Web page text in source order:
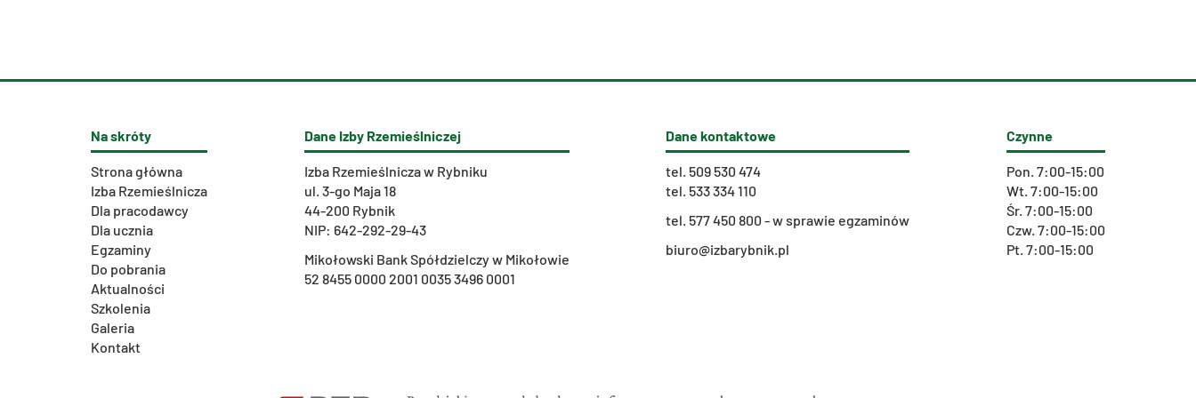
Na skróty
Strona główna
Izba Rzemieślnicza
Dla pracodawcy
Dla ucznia
Egzaminy
Do pobrania
Aktualności
Szkolenia
Galeria
Kontakt
Dane Izby Rzemieślniczej
Izba Rzemieślnicza w Rybniku
ul. 3-go Maja 18
44-200 Rybnik
NIP: 642-292-29-43
Mikołowski Bank Spółdzielczy w Mikołowie
52 8455 0000 2001 0035 3496 0001
Dane kontaktowe
tel. 509 530 474
tel. 533 334 110
tel. 577 450 800 - w sprawie egzaminów
biuro@izbarybnik.pl
Czynne
Pon. 7:00-15:00
Wt. 7:00-15:00
Śr. 7:00-15:00
Czw. 7:00-15:00
Pt. 7:00-15:00